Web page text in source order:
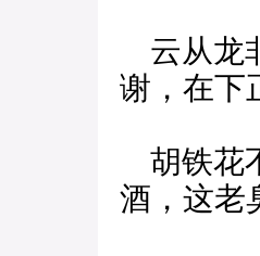
云从龙
谢，在下
胡铁花
酒，这老